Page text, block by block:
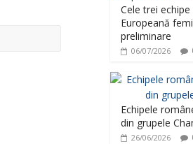
Cele trei
Europeană
preliminare
06/07/2026
Echipele
din grupele
26/06/2026